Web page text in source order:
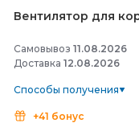
Вентилятор для
Самовывоз 11.08.2026
Доставка 12.08.2026
Способы получения
+41 бонус